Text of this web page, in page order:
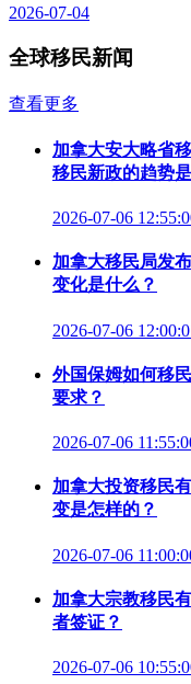
2026-07-04
全球移民新闻
查看更多
加拿大安大略省
移民新政的趋势
2026-07-06
加拿大移民局发
变化是什么？
2026-07-06
外国保姆如何移
要求？
2026-07-06
加拿大投资移民
变是怎样的？
2026-07-06
加拿大宗教移民
者签证？
2026-07-06